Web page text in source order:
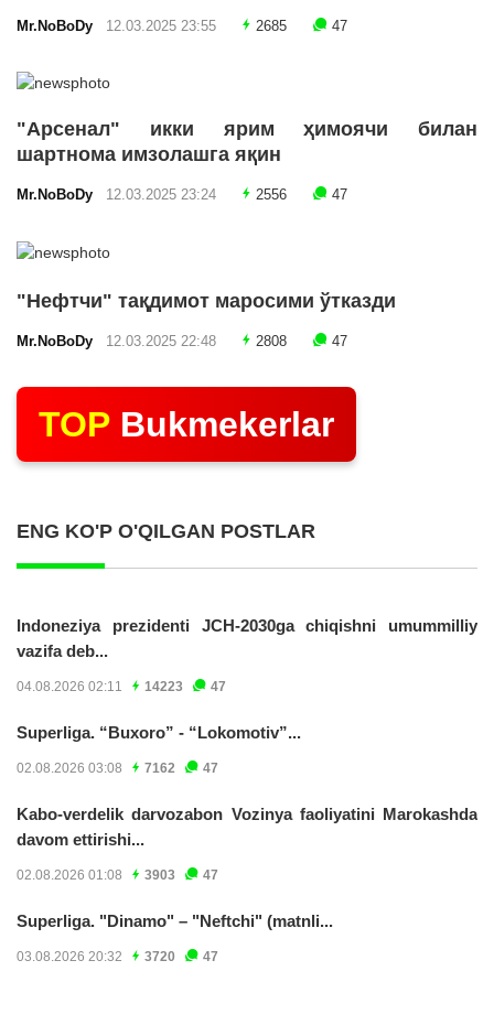
Mr.NoBoDy 12.03.2025 23:55 2685 47
"Арсенал" икки ярим ҳимоячи билан
шартнома имзолашга яқин
Mr.NoBoDy 12.03.2025 23:24 2556 47
"Нефтчи" тақдимот маросими ўтказди
Mr.NoBoDy 12.03.2025 22:48 2808 47
TOP Bukmekerlar
ENG KO'P O'QILGAN POSTLAR
Indoneziya prezidenti JCH-2030ga chiqishni umummilliy
vazifa deb...
04.08.2026 02:11 14223 47
Superliga. “Buxoro” - “Lokomotiv”...
02.08.2026 03:08 7162 47
Kabo-verdelik darvozabon Vozinya faoliyatini Marokashda
davom ettirishi...
02.08.2026 01:08 3903 47
Superliga. "Dinamo" – "Neftchi" (matnli...
03.08.2026 20:32 3720 47